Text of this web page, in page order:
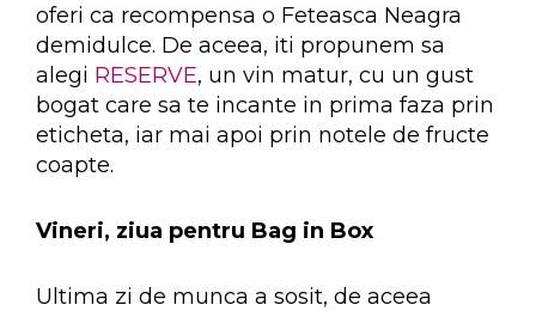
oferi ca recompensa o Feteasca Neagra
demidulce. De aceea, iti propunem sa
alegi RESERVE, un vin matur, cu un gust
bogat care sa te incante in prima faza prin
eticheta, iar mai apoi prin notele de fructe
coapte.
Vineri, ziua pentru Bag in Box
Ultima zi de munca a sosit, de aceea